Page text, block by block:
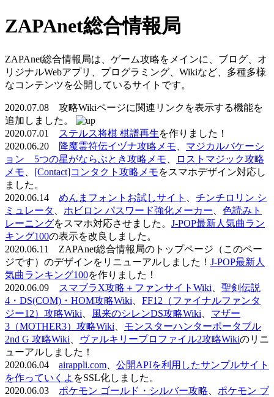
ZAPAnet総合情報局
ZAPAnet総合情報局は、ゲーム攻略をメインに、ブログ、オ
リジナルWebアプリ、プログラミング、Wikiなど、多種多様
なコンテンツを公開しているサイトです。
2020.07.08 攻略Wikiページに関連リンクを表示する機能を
追加しました。
2020.07.01
ステルス将棋 棋譜再生を作りました！
2020.06.20
降魔霊符伝イヅナ攻略メモ
マジカルバケーシ
ョン 5つの星がならぶとき攻略メモ
ロストマジック攻略
メモ
[Contact]コンタクト攻略メモをスマホデザイン対応し
ました。
2020.06.14 めんまフォントお試しサイト
チンチロリン シ
ミュレータ
ホビロン パスワード強化メーカー
色読みト
レーニングをスマホ対応させました。 J-POP最新人気曲ラン
キング100の表示を改良しました。
2020.06.11 ZAPAnet総合情報局のトップページ（このペー
ジです）のデザインをリニューアルしました！ J-POP最新人
気曲ランキング100を作りました！
2020.06.09
スマブラX攻略＋ファンサイトWiki
聖剣伝説
4・DS(COM)・HOM攻略Wiki
FF12（ファイナルファンタ
ジー12）攻略Wiki
風来のシレンDS攻略Wiki
マザー
3（MOTHER3）攻略Wiki
モンスターハンターポータブル
2nd G 攻略Wiki
ヴァルキリープロファイル2攻略Wikiのリニ
ューアルしました！
2020.06.04 airappli.com
公開APIを利用したサンプルサイト
を作っていくよ をSSL化しました。
2020.06.03 ポケモン ゴールド・シルバー攻略
ポケモン ブ